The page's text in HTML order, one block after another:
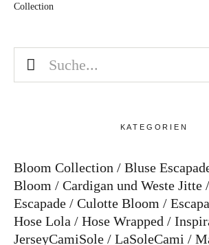
Collection
KATEGORIEN
Bloom Collection Bluse
Bloom
Cardigan und Weste Jitte
Escapade
Culotte Bloom
Hose Lola
Hose Wrapped
JerseyCamiSole
LaSoleCami